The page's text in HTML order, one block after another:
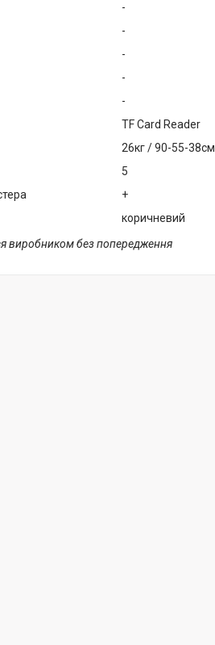
-
-
-
-
-
TF Card Reader
26кг / 90-55-38см
5
+
коричневий
виробником без попередження